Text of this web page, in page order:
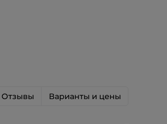
Отзывы Варианты и цены